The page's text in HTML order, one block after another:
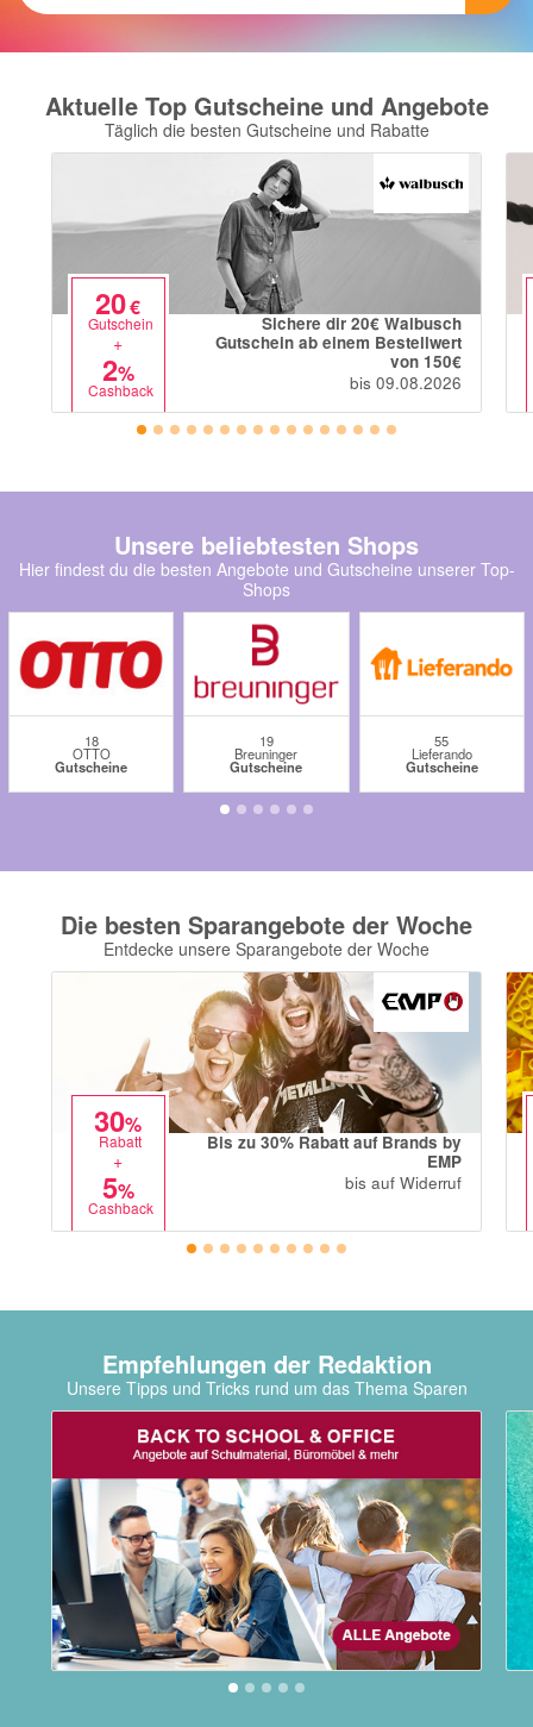
OTTO Office
HappyKeks
SNIPES
Lidl
BOGNER
momox
vidaXL
bonprix
CHECK24
LiveFresh
ABOUT YOU
Alle Shops anzeigen
Aktuelle Top Gutscheine und Angebote
Täglich die besten Gutscheine und Rabatte
20€
Gutschein
+
2%
Cashback
Sichere dir 20€ Walbusch
Gutschein ab einem Bestellwert
von 150€
bis 09.08.2026
Unsere beliebtesten Shops
Hier findest du die besten Angebote und Gutscheine unserer Top-
Shops
18
OTTO
Gutscheine
19
Breuninger
Gutscheine
55
Lieferando
Gutscheine
Die besten Sparangebote der Woche
Entdecke unsere Sparangebote der Woche
30%
Rabatt
+
5%
Cashback
Bis zu 30% Rabatt auf Brands by
EMP
bis auf Widerruf
Empfehlungen der Redaktion
Unsere Tipps und Tricks rund um das Thema Sparen